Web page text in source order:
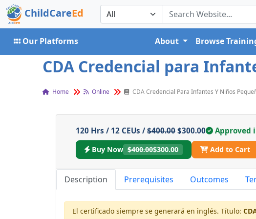
ChildCareEd
Our Platforms About Browse
CDA Credencial para
Home Online CDA Credencial Para Infantes Y Niños
120 Hrs / 12 CEUs / $400.00 $300.00 Approved
Buy Now $400.00$300.00 Add to Cart
Description Prerequisites Outcomes
El certificado siempre se generará en inglés. Título: